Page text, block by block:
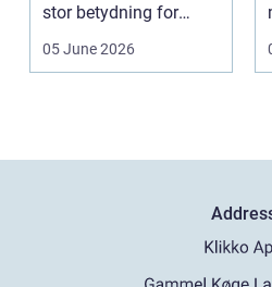
stor betydning for
b&a...
05 June 2026